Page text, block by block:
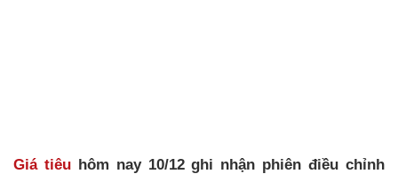
Giá tiêuhôm nay 10/12 ghi nhận phiên điều chỉnh